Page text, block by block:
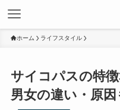
ホーム ライフスタイル
サイコパスの特
男女の違い・原因